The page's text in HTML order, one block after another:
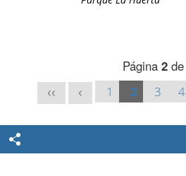
Página 2de
<< < 1 2 3 4